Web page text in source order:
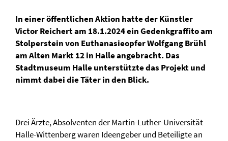
In einer öffentlichen Aktion hatte der Künstler
Victor Reichert am 18.1.2024 ein Gedenkgraffito am
Stolperstein von Euthanasieopfer Wolfgang Brühl
am Alten Markt 12 in Halle angebracht. Das
Stadtmuseum Halle unterstützte das Projekt und
nimmt dabei die Täter in den Blick.
Drei Ärzte, Absolventen der Martin-Luther-Universität
Halle-Wittenberg waren Ideengeber und Beteiligte an